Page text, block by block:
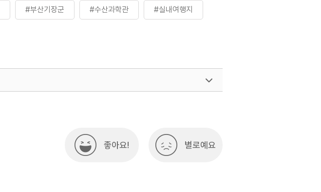
#부산기장군 #수산과학관 #실내여행지
좋아요! 별로예요